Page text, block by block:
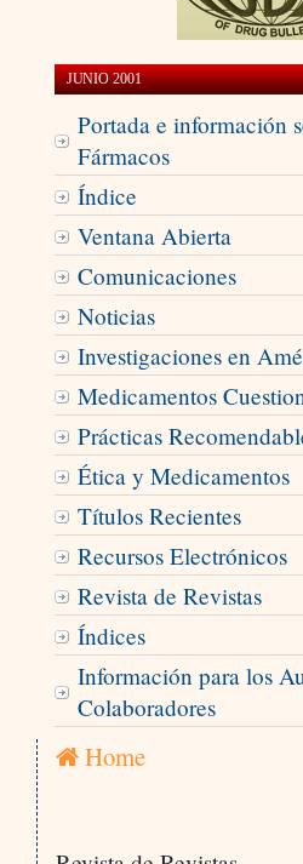
JUNIO 2001
Portada e información
Fármacos
Índice
Ventana Abierta
Comunicaciones
Noticias
Investigaciones en
Medicamentos
Prácticas
Ética y Medicamentos
Títulos Recientes
Recursos Electrónicos
Revista de Revistas
Índices
Información para los
Colaboradores
Home